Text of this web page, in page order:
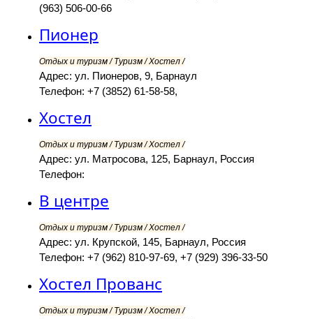
(963) 506-00-66
Пионер
Отдых и туризм / Туризм / Хостел /
Адрес: ул. Пионеров, 9, Барнаул
Телефон: +7 (3852) 61-58-58,
Хостел
Отдых и туризм / Туризм / Хостел /
Адрес: ул. Матросова, 125, Барнаул, Россия
Телефон:
В центре
Отдых и туризм / Туризм / Хостел /
Адрес: ул. Крупской, 145, Барнаул, Россия
Телефон: +7 (962) 810-97-69, +7 (929) 396-33-50
Хостел Прованс
Отдых и туризм / Туризм / Хостел /